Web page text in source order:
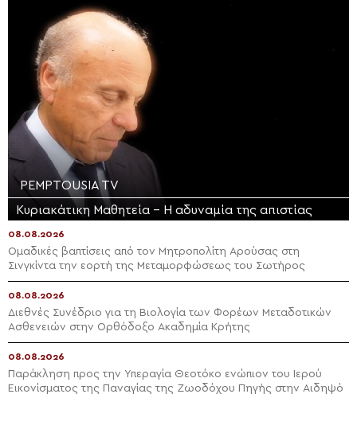
PEMPTOUSIA TV
Κυριακάτικη Μαθητεία – Η αδυναμία της απιστίας
08.08.2026
Ομαδικές βαπτίσεις από τον Μητροπολίτη Αρούσας στη
Σινγκίντα την εορτή της Μεταμορφώσεως του Σωτήρος
08.08.2026
Διεθνές Συνέδριο για τη Βιολογία των Φορέων Μεταδοτικών
Ασθενειών στην Ορθόδοξο Ακαδημία Κρήτης
08.08.2026
Παράκληση προς την Υπεραγία Θεοτόκο ενώπιον του Ιερού
Εικονίσματος της Παναγίας της Ζωοδόχου Πηγής στην Αιδηψό